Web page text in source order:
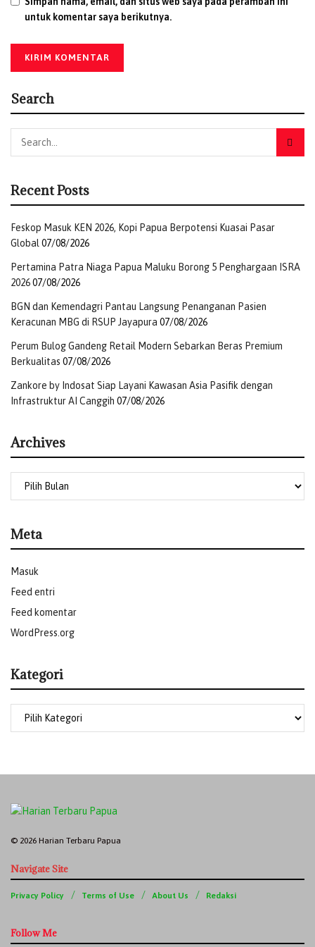
“Saya mengajak seluruh jemaat untuk terus menjadi mitra
pemerintah dalam menjaga kerukunan antarumat
beragama, memelihara persatuan, serta bersama-sama
sejahtera,” tambahnya.
Tags: Bupati Puncak Gereja Jemaat
untuk komentar saya berikutnya.
Search
Recent Posts
Feskop Masuk KEN 2026, Kopi Papua Berpotensi Kuasai Pasar
Global 07/08/2026
Pertamina Patra Niaga Papua Maluku Borong 5 Penghargaan ISRA
202607/08/2026
BGN dan Kemendagri Pantau Langsung Penanganan Pasien
Keracunan MBG di RSUP Jayapura 07/08/2026
Perum Bulog Gandeng Retail Modern Sebarkan Beras Premium
Berkualitas 07/08/2026
Zankore by Indosat Siap Layani Kawasan Asia Pasifik dengan
Infrastruktur AI Canggih 07/08/2026
Archives
Meta
Masuk
Feed entri
Feed komentar
WordPress.org
Kategori
© 2026 Harian Terbaru Papua
Navigate Site
Privacy Policy Terms of Use About Us Redaksi
Follow Me